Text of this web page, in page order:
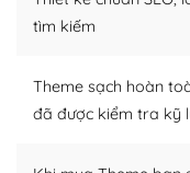
Dễ dàng tùy chỉnh
WordPress là nơi
tìm kiếm
Theme sạch hoàn
đã được kiểm tra kỹ